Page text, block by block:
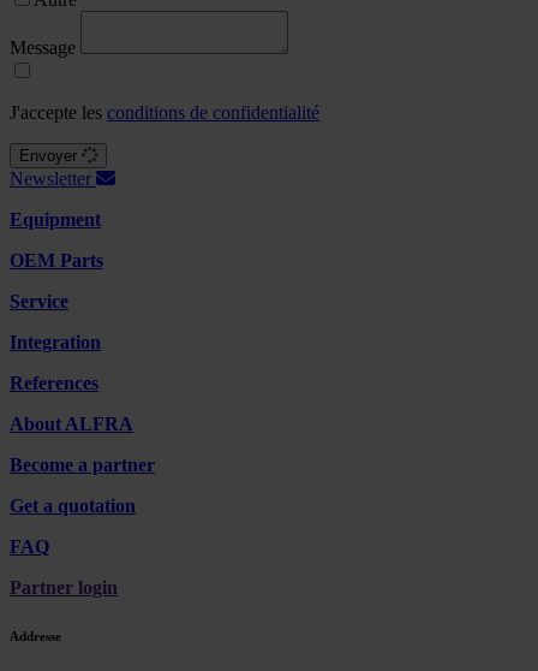
Message
J'accepte les conditions de confidentialité
Envoyer
Newsletter
Equipment
OEM Parts
Service
Integration
References
About ALFRA
Become a partner
Get a quotation
FAQ
Partner login
Addresse